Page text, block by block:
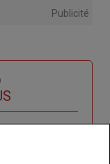
Publicité